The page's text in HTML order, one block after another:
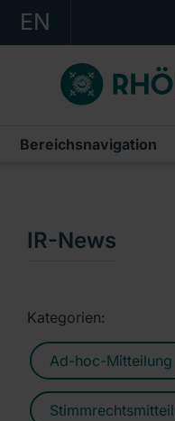
EN
KONZERN
KLINIKEN
KARRIERE
KONTAKT
Bereichsnavigation
Publikationen &
Präsentationen &
IR-News
Kategorien:
Ad-hoc-Mitteilung